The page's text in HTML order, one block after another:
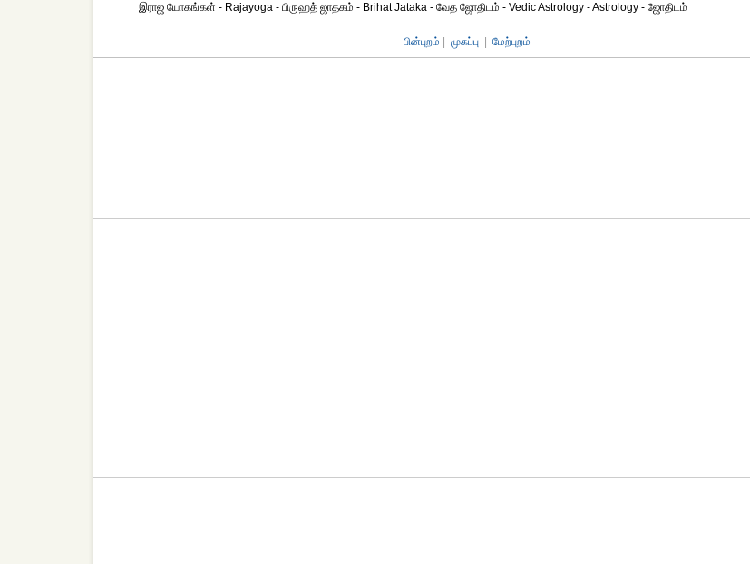
இராஜ யோகங்கள் - Rajayoga - பிருஹத் ஜாதகம் - Brihat Jataka - வேத ஜோதிடம் - Vedic Astrology - Astrology - ஜோதிடம்
பின்புறம் முகப்பு மேற்புறம்